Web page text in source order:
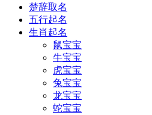
楚辞取名
五行起名
生肖起名
鼠宝宝
牛宝宝
虎宝宝
兔宝宝
龙宝宝
蛇宝宝